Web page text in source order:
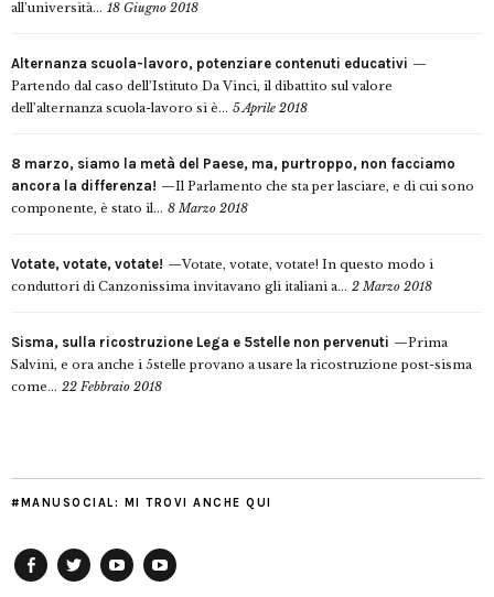
all’università... 18 Giugno 2018
Alternanza scuola-lavoro, potenziare contenuti educativi
Partendo dal caso dell’Istituto Da Vinci, il dibattito sul valore
dell’alternanza scuola-lavoro si è... 5 Aprile 2018
8 marzo, siamo la metà del Paese, ma, purtroppo, non facciamo
ancora la differenza!
Il Parlamento che sta per lasciare, e di cui sono
componente, è stato il... 8 Marzo 2018
Votate, votate, votate!
Votate, votate, votate! In questo modo i
conduttori di Canzonissima invitavano gli italiani a... 2 Marzo 2018
Sisma, sulla ricostruzione Lega e 5stelle non pervenuti
Prima
Salvini, e ora anche i 5stelle provano a usare la ricostruzione post-sisma
come... 22 Febbraio 2018
#MANUSOCIAL: MI TROVI ANCHE QUI